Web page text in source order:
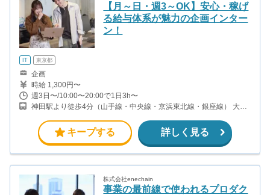
【月～日・週3～OK】安心・稼げ
る給与体系が魅力の企画インター
ン！
IT 東京都
企画
時給 1,300円〜
週3日〜/10:00〜20:00で1日3h〜
神田駅より徒歩4分（山手線・中央線・京浜東北線・銀座線） 大手
町駅 徒歩7分(丸の内線) 小川町駅 徒歩7分（新宿線）
キープする 詳しく見る
株式会社enechain
事業の最前線で使われるプロダク